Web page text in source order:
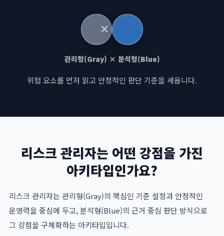
관리형(Gray) × 분석형(Blue)
위험 요소를 먼저 읽고 안정적인 판단 기준을 세웁니다.
리스크 관리자는 어떤 강점을 가진
아키타입인가요?
리스크 관리자는 관리형(Gray)의 핵심인 기준 설정과 안정적인
운영력을 중심에 두고, 분석형(Blue)의 근거 중심 판단 방식으로
그 강점을 구체화하는 아키타입입니다.